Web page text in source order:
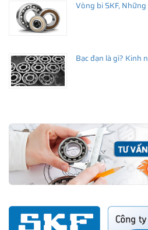
Vòng bi SKF,
Bạc đạn là gì? Kinh